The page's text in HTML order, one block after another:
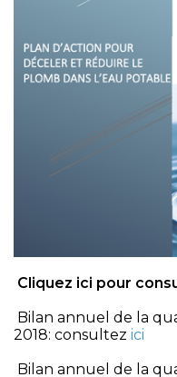
Cliquez ici pour
Bilan annuel de la
2018: consultez ici
Bilan annuel de la